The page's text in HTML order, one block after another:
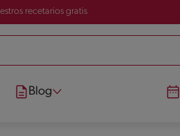
recetarios gratis
Blog